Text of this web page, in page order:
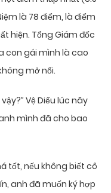
là 78 điểm, là điểm
hiện. Tổng Giám đốc
con gái mình là cao
mở nổi.
Vệ Diểu lúc nãy
mình đã cho bao
tốt, nếu không biết cô
anh đã muốn ký hợp